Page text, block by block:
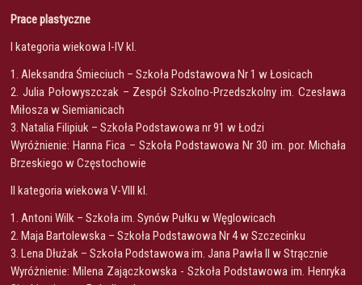
Prace plastyczne
I kategoria wiekowa I-IV kl.
1. Aleksandra Śmieciuch – Szkoła Podstawowa Nr 1 w Łosicach
2. Julia Połowyszczak – Zespół Szkolno-Przedszkolny im. Czesława
Miłosza w Siemianicach
3. Natalia Filipiuk – Szkoła Podstawowa nr 91 w Łodzi
Wyróżnienie: Hanna Fica – Szkoła Podstawowa Nr 30 im. por. Michała
Brzeskiego w Częstochowie
II kategoria wiekowa V-VIII kl.
1. Antoni Wilk – Szkoła im. Synów Pułku w Węglowicach
2. Maja Bartolewska – Szkoła Podstawowa Nr 4 w Szczecinku
3. Lena Dłużak – Szkoła Podstawowa im. Jana Pawła II w Strącznie
Wyróżnienie: Milena Zajączkowska - Szkoła Podstawowa im. Henryka